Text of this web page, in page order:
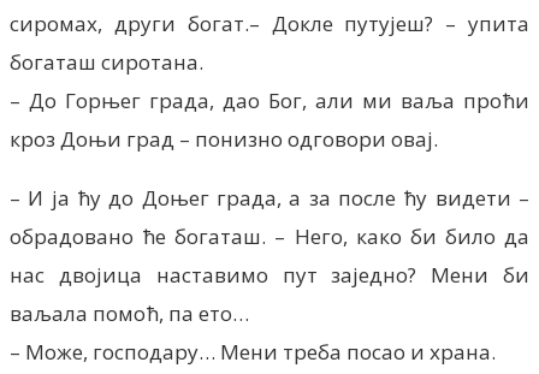
сиромах, други богат.– Докле путујеш? – упита
богаташ сиротана.
– До Горњег града, дао Бог, али ми ваља проћи
кроз Доњи град – понизно одговори овај.
– И ја ћу до Доњег града, а за после ћу видети –
обрадовано ће богаташ. – Него, како би било да
нас двојица наставимо пут заједно? Мени би
ваљала помоћ, па ето…
– Може, господару… Мени треба посао и храна.